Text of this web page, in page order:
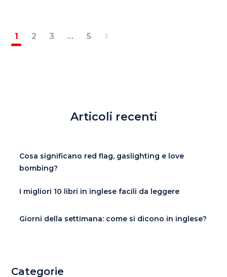
1 2 3 … 5
Articoli recenti
Cosa significano red flag, gaslighting e love
bombing?
I migliori 10 libri in inglese facili da leggere
Giorni della settimana: come si dicono in inglese?
Categorie